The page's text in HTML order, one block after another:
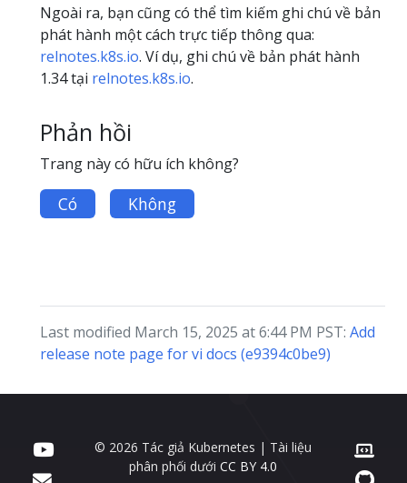
Ngoài ra, bạn cũng có thể tìm kiếm ghi chú về bản
phát hành một cách trực tiếp thông qua:
relnotes.k8s.io. Ví dụ, ghi chú về bản phát hành
1.34 tại relnotes.k8s.io.
Phản hồi
Trang này có hữu ích không?
Có Không
Last modified March 15, 2025 at 6:44 PM PST: Add
release note page for vi docs (e9394c0be9)
© 2026 Tác giả Kubernetes | Tài liệu
phân phối dướiCC BY 4.0